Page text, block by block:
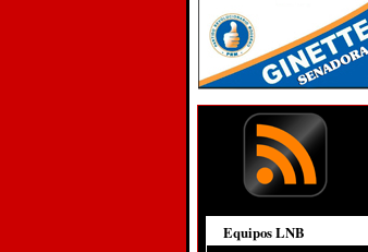
Equipos LNB